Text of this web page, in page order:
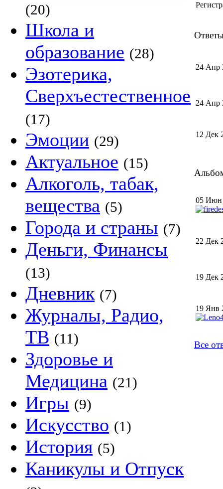
(20)
Школа и
образование (28)
Эзотерика,
Сверхъестественное
(17)
Эмоции (29)
Актуальное (15)
Алкоголь, табак,
вещества (5)
Города и страны (7)
Деньги, Финансы
(13)
Дневник (7)
Журналы, Радио,
ТВ (11)
Здоровье и
Медицина (21)
Игры (9)
Искусство (1)
История (5)
Каникулы и Отпуск
24 Апр
24 Апр
12 Дек
05 Июн
22 Дек
19 Дек
19 Янв
Все